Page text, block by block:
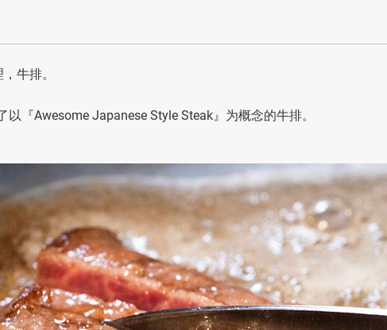
牛排。
以『Awesome Japanese Style Steak』为概念的牛排。